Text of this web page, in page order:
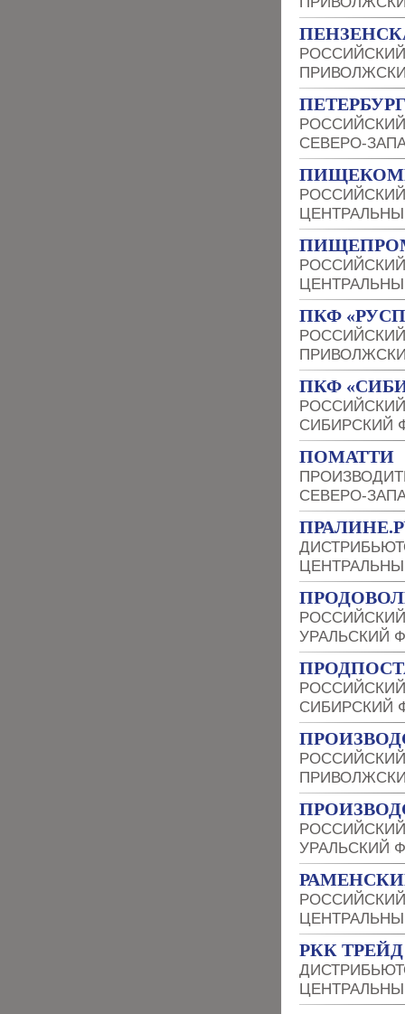
СЕВЕРО-
ПКФ
ПКФ
СИБИРСКИЙ
ПОМАТТИ
СЕВЕРО-
УРАЛЬСКИЙ
СИБИРСКИЙ
УРАЛЬСКИЙ
РКК ТРЕЙД